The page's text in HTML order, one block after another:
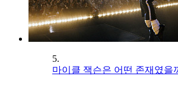
5.
마이클 잭슨은 어떤 존재였을